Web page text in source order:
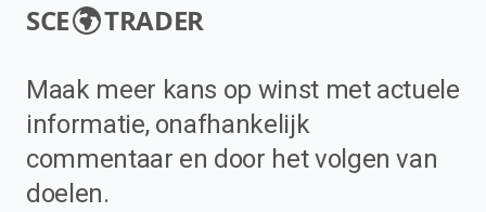
SCE TRADER
Maak meer kans op winst met actuele
informatie, onafhankelijk
commentaar en door het volgen van
doelen.